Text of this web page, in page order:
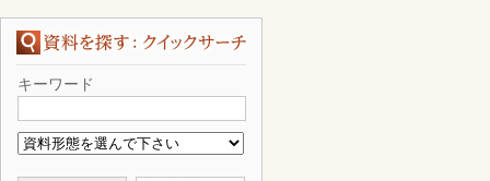
キーワード